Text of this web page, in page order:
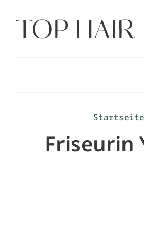
Inhalt
springen
Startseite
Friseurin